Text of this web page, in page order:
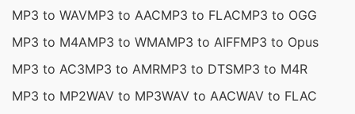
MP3 to WAVMP3 to AACMP3 to FLACMP3 to OGG
MP3 to M4AMP3 to WMAMP3 to AIFFMP3 to Opus
MP3 to AC3MP3 to AMRMP3 to DTSMP3 to M4R
MP3 to MP2WAV to MP3WAV to AACWAV to FLAC